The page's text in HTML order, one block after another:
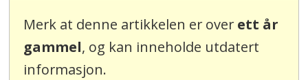
Merk at denne artikkelen er over ett år
gammel, og kan inneholde utdatert
informasjon.